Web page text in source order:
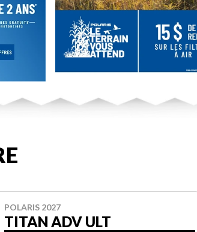
POLARIS 2027
TITAN ADV ULT